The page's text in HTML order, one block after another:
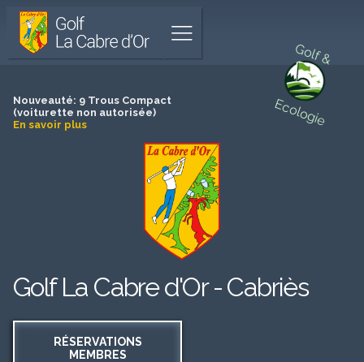
Golf &
Ecologie
Golf
La
Cabre
d'Or
Parcours
de
trous
Cabriès
au
menu
principal
Afficher
le
Nouveauté: 9 Trous Compact
(voiturette non autorisée)
En savoir plus
Golf La Cabre d'Or - Cabriès
RÉSERVATIONS
MEMBRES